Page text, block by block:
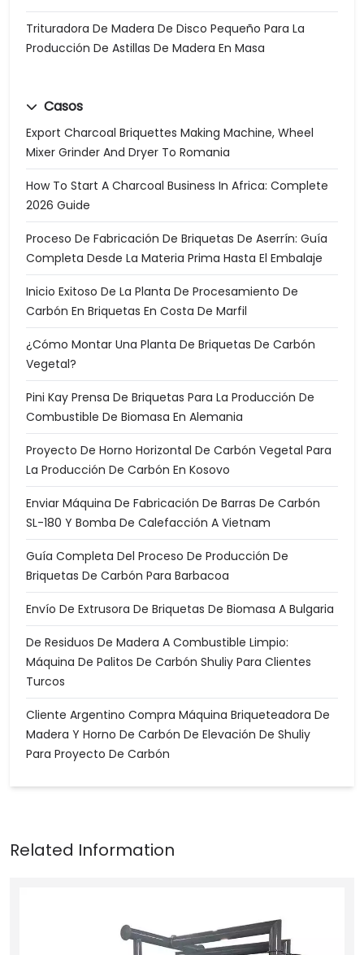
Trituradora De Madera De Disco Pequeño Para La
Producción De Astillas De Madera En Masa
Casos
Export Charcoal Briquettes Making Machine, Wheel
Mixer Grinder And Dryer To Romania
How To Start A Charcoal Business In Africa: Complete
2026 Guide
Proceso De Fabricación De Briquetas De Aserrín: Guía
Completa Desde La Materia Prima Hasta El Embalaje
Inicio Exitoso De La Planta De Procesamiento De
Carbón En Briquetas En Costa De Marfil
¿Cómo Montar Una Planta De Briquetas De Carbón
Vegetal?
Pini Kay Prensa De Briquetas Para La Producción De
Combustible De Biomasa En Alemania
Proyecto De Horno Horizontal De Carbón Vegetal Para
La Producción De Carbón En Kosovo
Enviar Máquina De Fabricación De Barras De Carbón
SL-180 Y Bomba De Calefacción A Vietnam
Guía Completa Del Proceso De Producción De
Briquetas De Carbón Para Barbacoa
Envío De Extrusora De Briquetas De Biomasa A Bulgaria
De Residuos De Madera A Combustible Limpio:
Máquina De Palitos De Carbón Shuliy Para Clientes
Turcos
Cliente Argentino Compra Máquina Briqueteadora De
Madera Y Horno De Carbón De Elevación De Shuliy
Para Proyecto De Carbón